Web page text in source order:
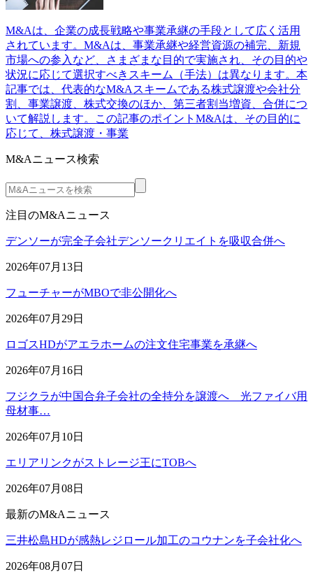
M&Aは、企業の成長戦略や事業承継の手段として広く活用
されています。M&Aは、事業承継や経営資源の補完、新規
市場への参入など、さまざまな目的で実施され、その目的や
状況に応じて選択すべきスキーム（手法）は異なります。本
記事では、代表的なM&Aスキームである株式譲渡や会社分
割、事業譲渡、株式交換のほか、第三者割当増資、合併につ
いて解説します。この記事のポイントM&Aは、その目的に
応じて、株式譲渡・事業
M&Aニュース検索
注目のM&Aニュース
デンソーが完全子会社デンソークリエイトを吸収合併へ
2026年07月13日
フューチャーがMBOで非公開化へ
2026年07月29日
ロゴスHDがアエラホームの注文住宅事業を承継へ
2026年07月16日
フジクラが中国合弁子会社の全持分を譲渡へ 光ファイバ用
母材事…
2026年07月10日
エリアリンクがストレージ王にTOBへ
2026年07月08日
最新のM&Aニュース
三井松島HDが感熱レジロール加工のコウナンを子会社化へ
2026年08月07日